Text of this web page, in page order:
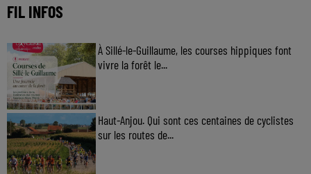
FIL INFOS
À Sillé-le-Guillaume, les courses hippiques font
vivre la forêt le...
Haut-Anjou. Qui sont ces centaines de cyclistes
sur les routes de...